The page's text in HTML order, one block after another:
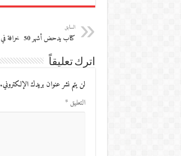
السابق
كتاب يدحض أشهر ‏50 ‏ خرافة في علم النفس
اترك تعليقاً
لن يتم نشر عنوان بريدك الإلكتروني.
التعليق*